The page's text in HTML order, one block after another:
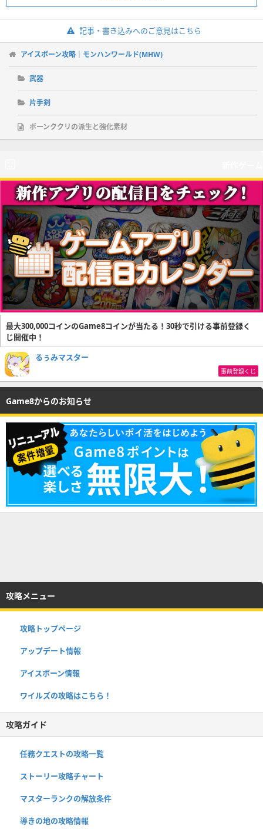
記事・書き込みへのご意見はこちら
アイスボーン攻略｜モンハンワールド(MHW)
武器
片手剣
ボーンククリの派生と強化素材
最大300,000コインのGame8コインが当たる！30秒で引ける事前登録く
じ開催中！
るぅみマスター
事前登録くじ
Game8からのお知らせ
攻略メニュー
攻略トップページ
アップデート情報
アイスボーン情報
ワイルズの攻略はこちら！
攻略ガイド
任務クエストの攻略一覧
ストーリー攻略チャート
マスターランクの解放条件
導きの地の攻略情報